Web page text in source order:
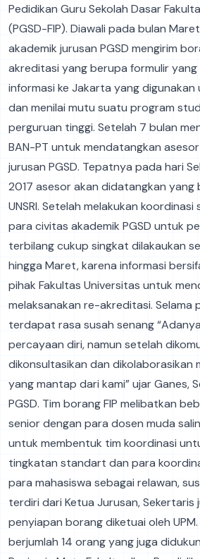
Pedidikan Guru Sekolah Dasar
(PGSD-FIP). Diawali pada bulan
akademik jurusan PGSD mengirim
akreditasi yang berupa formulir
informasi ke Jakarta yang digunakan
dan menilai mutu suatu program
perguruan tinggi. Setelah 7 bulan
BAN-PT untuk mendatangkan
jurusan PGSD. Tepatnya pada hari
2017 asesor akan didatangkan yang
UNSRI. Setelah melakukan
para civitas akademik PGSD untuk
terbilang cukup singkat dilakaukan
hingga Maret, karena informasi
pihak Fakultas Universitas untuk
melaksanakan re-akreditasi. Selama
terdapat rasa susah senang
percayaan diri, namun setelah
dikonsultasikan dan dikolaborasikan
yang mantap dari kami” ujar Ganes,
PGSD. Tim borang FIP melibatkan
senior dengan para dosen muda
untuk membentuk tim koordinasi
tingkatan standart dan para
para mahasiswa sebagai relawan,
terdiri dari Ketua Jurusan, Sekertaris
penyiapan borang diketuai oleh
berjumlah 14 orang yang juga